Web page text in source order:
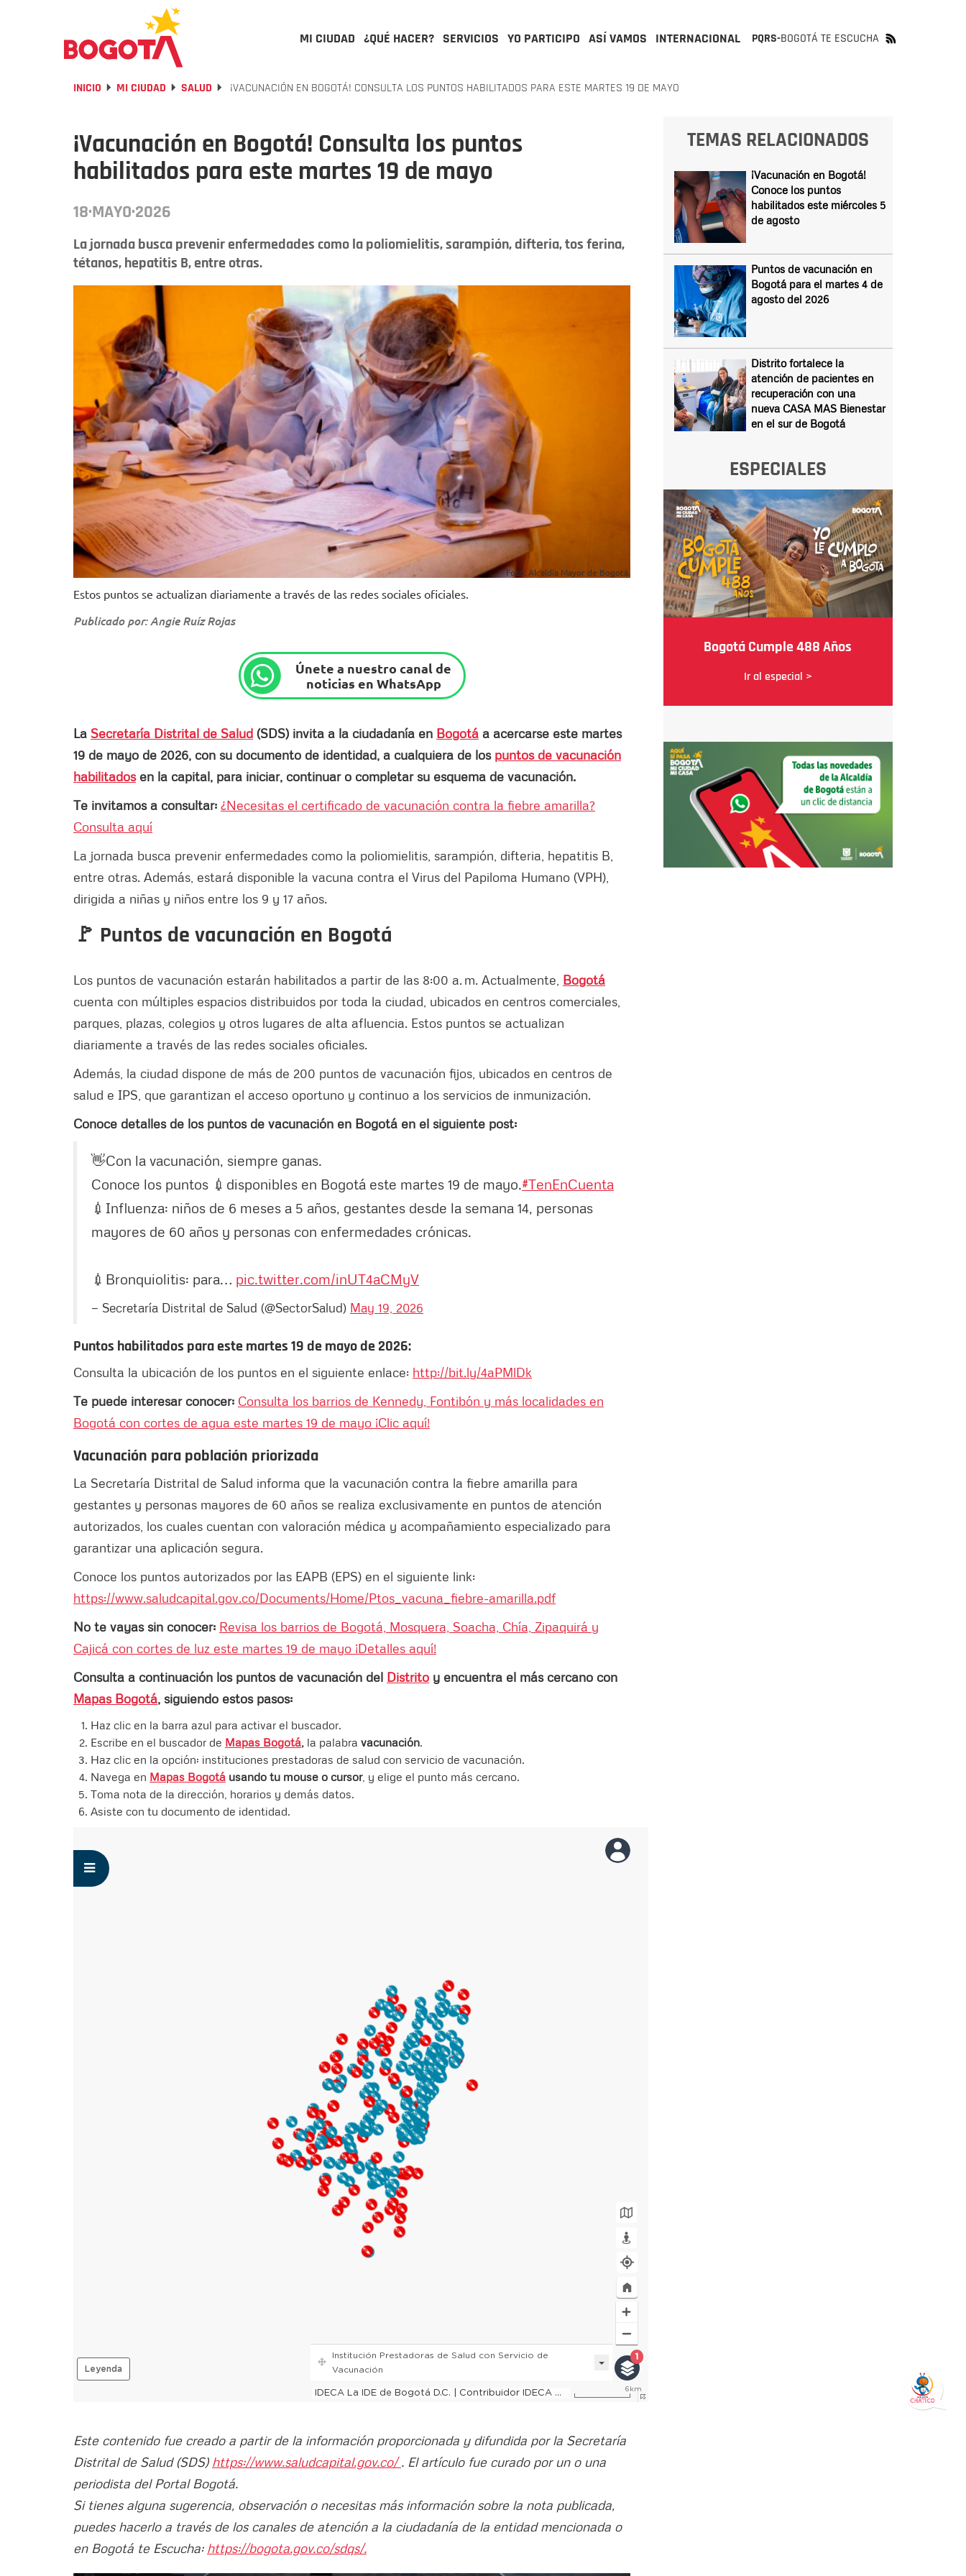
MI CIUDAD ¿QUÉ HACER? SERVICIOS YO PARTICIPO ASÍ VAMOS INTERNACIONAL PQRS-BOGOTÁ TE ESCUCHA
INICIO MI CIUDAD SALUD ¡VACUNACIÓN EN BOGOTÁ! CONSULTA LOS PUNTOS HABILITADOS PARA ESTE MARTES 19 DE MAYO
¡Vacunación en Bogotá! Consulta los puntos
habilitados para este martes 19 de mayo
18·MAYO·2026
La jornada busca prevenir enfermedades como la poliomielitis, sarampión, difteria, tos ferina,
tétanos, hepatitis B, entre otras.
Foto: Alcaldía Mayor de Bogotá.
Estos puntos se actualizan diariamente a través de las redes sociales oficiales.
Publicado por: Angie Ruíz Rojas
Únete a nuestro canal de
noticias en WhatsApp
La Secretaría Distrital de Salud (SDS) invita a la ciudadanía en Bogotá a acercarse este martes
19 de mayo de 2026, con su documento de identidad, a cualquiera de los puntos de vacunación
habilitadosen la capital, para iniciar, continuar o completar su esquema de vacunación.
Te invitamos a consultar: ¿Necesitas el certificado de vacunación contra la fiebre amarilla?
Consulta aquí
La jornada busca prevenir enfermedades como la poliomielitis, sarampión, difteria, hepatitis B,
entre otras. Además, estará disponible la vacuna contra el Virus del Papiloma Humano (VPH),
dirigida a niñas y niños entre los 9 y 17 años.
🚩 Puntos de vacunación en Bogotá
Los puntos de vacunación estarán habilitados a partir de las 8:00 a. m. Actualmente, Bogotá
cuenta con múltiples espacios distribuidos por toda la ciudad, ubicados en centros comerciales,
parques, plazas, colegios y otros lugares de alta afluencia. Estos puntos se actualizan
diariamente a través de las redes sociales oficiales.
Además, la ciudad dispone de más de 200 puntos de vacunación fijos, ubicados en centros de
salud e IPS, que garantizan el acceso oportuno y continuo a los servicios de inmunización.
Conoce detalles de los puntos de vacunación en Bogotá en el siguiente post:
👋Con la vacunación, siempre ganas.
Conoce los puntos 💉disponibles en Bogotá este martes 19 de mayo.#TenEnCuenta
💉Influenza: niños de 6 meses a 5 años, gestantes desde la semana 14, personas
mayores de 60 años y personas con enfermedades crónicas.
💉Bronquiolitis: para… pic.twitter.com/inUT4aCMyV
— Secretaría Distrital de Salud (@SectorSalud) May 19, 2026
Puntos habilitados para este martes 19 de mayo de 2026:
Consulta la ubicación de los puntos en el siguiente enlace: http://bit.ly/4aPMlDk
Te puede interesar conocer: Consulta los barrios de Kennedy, Fontibón y más localidades en
Bogotá con cortes de agua este martes 19 de mayo ¡Clic aquí!
Vacunación para población priorizada
La Secretaría Distrital de Salud informa que la vacunación contra la fiebre amarilla para
gestantes y personas mayores de 60 años se realiza exclusivamente en puntos de atención
autorizados, los cuales cuentan con valoración médica y acompañamiento especializado para
garantizar una aplicación segura.
Conoce los puntos autorizados por las EAPB (EPS) en el siguiente link:
https://www.saludcapital.gov.co/Documents/Home/Ptos_vacuna_fiebre-amarilla.pdf
No te vayas sin conocer: Revisa los barrios de Bogotá, Mosquera, Soacha, Chía, Zipaquirá y
Cajicá con cortes de luz este martes 19 de mayo ¡Detalles aquí!
Consulta a continuación los puntos de vacunación del Distrito y encuentra el más cercano con
Mapas Bogotá, siguiendo estos pasos:
Haz clic en la barra azul para activar el buscador.
Escribe en el buscador de Mapas Bogotá, la palabra vacunación.
Haz clic en la opción: instituciones prestadoras de salud con servicio de vacunación.
Navega en Mapas Bogotá usando tu mouse o cursor, y elige el punto más cercano.
Toma nota de la dirección, horarios y demás datos.
Asiste con tu documento de identidad.
Este contenido fue creado a partir de la información proporcionada y difundida por la Secretaría
Distrital de Salud (SDS) https://www.saludcapital.gov.co/. El artículo fue curado por un o una
periodista del Portal Bogotá.
Si tienes alguna sugerencia, observación o necesitas más información sobre la nota publicada,
puedes hacerlo a través de los canales de atención a la ciudadanía de la entidad mencionada o
en Bogotá te Escucha: https://bogota.gov.co/sdqs/.
TEMAS RELACIONADOS
¡Vacunación en Bogotá!
Conoce los puntos
habilitados este miércoles 5
de agosto
Puntos de vacunación en
Bogotá para el martes 4 de
agosto del 2026
Distrito fortalece la
atención de pacientes en
recuperación con una
nueva CASA MAS Bienestar
en el sur de Bogotá
ESPECIALES
Bogotá Cumple 488 Años
Ir al especial >